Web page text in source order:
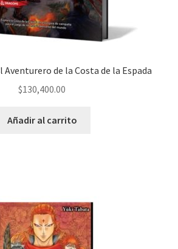
Aventurero de la Costa de la Espada
$130,400.00
Añadir al carrito